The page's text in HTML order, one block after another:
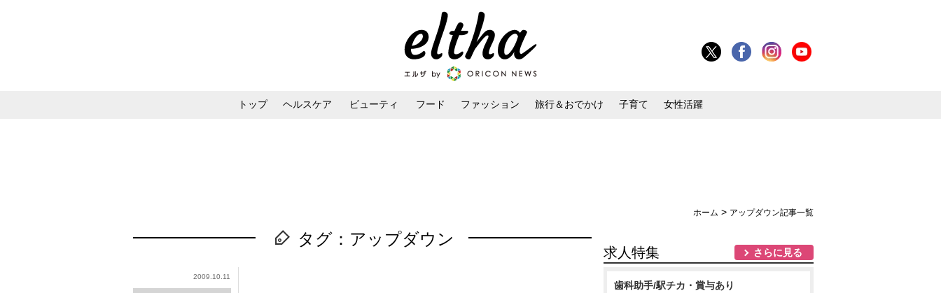
トップ ヘルスケア ビューティ フード ファッション 旅行＆おでかけ 子育て 女性活躍
ホーム > アップダウン記事一覧
タグ：アップダウン
2009.10.11
求人特集 さらに見る
歯科助手/駅チカ・賞与あり